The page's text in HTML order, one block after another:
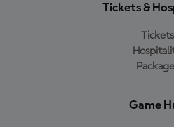
Tickets &
Tickets
Game